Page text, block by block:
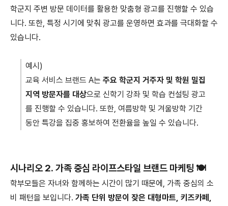
학군지 주변 방문 데이터를 활용한 맞춤형 광고를 진행할 수 있습
니다. 또한, 특정 시기에 맞춰 광고를 운영하면 효과를 극대화할 수
있습니다.
예시)
교육 서비스 브랜드 A는 주요 학군지 거주자 및 학원 밀집
지역 방문자를 대상으로 신학기 강좌 및 학습 컨설팅 광고
를 진행할 수 있습니다. 또한, 여름방학 및 겨울방학 기간
동안 특강을 집중 홍보하여 전환율을 높일 수 있습니다.
시나리오 2. 가족 중심 라이프스타일 브랜드 마케팅 🍽️
학부모들은 자녀와 함께하는 시간이 많기 때문에, 가족 중심의 소
비 패턴을 보입니다. 가족 단위 방문이 잦은 대형마트, 키즈카페,